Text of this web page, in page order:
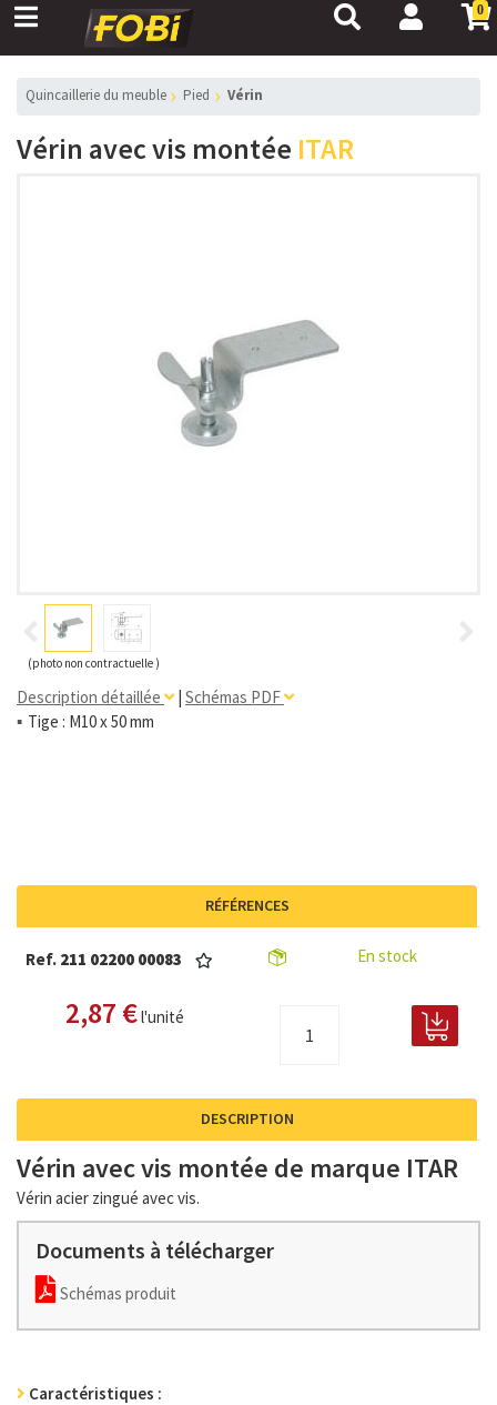
0
Quincaillerie du meuble Pied Vérin
Vérin avec vis montée ITAR
Description détaillée | Schémas PDF
Tige : M10 x 50 mm
(photo non contractuelle )
RÉFÉRENCES
Ref. 211 02200 00083 En stock
2,87 €l'unité
DESCRIPTION
Vérin avec vis montée de marque ITAR
Vérin acier zingué avec vis.
Documents à télécharger
Schémas produit
Caractéristiques :